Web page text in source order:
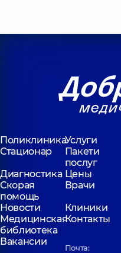
ПоликлиникаУслуги
Стационар
Пакети
послуг
Диагностика Цены
Скорая
помощь
Врачи
Новости
Клиники
Медицинская
библиотека
Контакты
Вакансии
Почта: